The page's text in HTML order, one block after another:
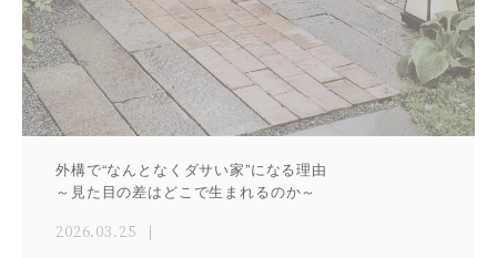
外構で“なんとなくダサい家”になる理由
～見た目の差はどこで生まれるのか～
2026.03.25